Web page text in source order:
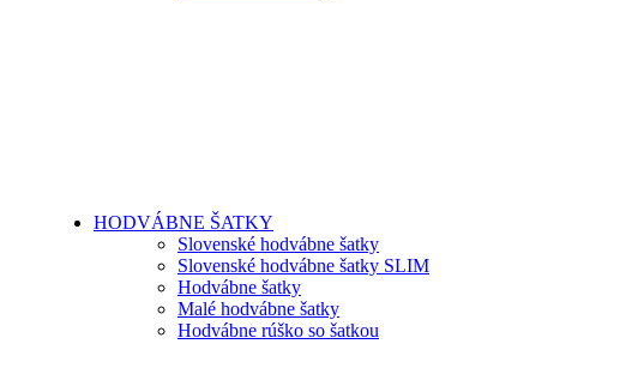
HODVÁBNE ŠATKY
Slovenské hodvábne šatky
Slovenské hodvábne šatky SLIM
Hodvábne šatky
Malé hodvábne šatky
Hodvábne rúško so šatkou